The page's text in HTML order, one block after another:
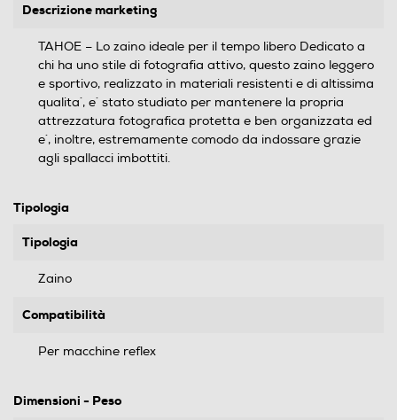
Descrizione marketing
TAHOE – Lo zaino ideale per il tempo libero Dedicato a
chi ha uno stile di fotografia attivo, questo zaino leggero
e sportivo, realizzato in materiali resistenti e di altissima
qualita`, e` stato studiato per mantenere la propria
attrezzatura fotografica protetta e ben organizzata ed
e`, inoltre, estremamente comodo da indossare grazie
agli spallacci imbottiti.
Tipologia
Tipologia
Zaino
Compatibilità
Per macchine reflex
Dimensioni - Peso